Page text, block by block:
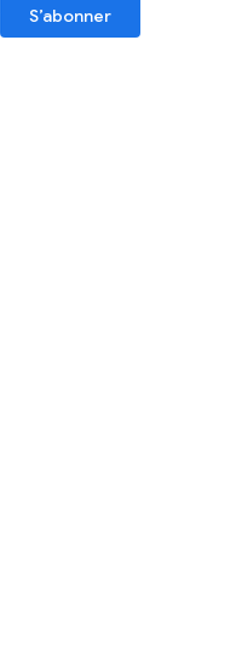
S’abonner